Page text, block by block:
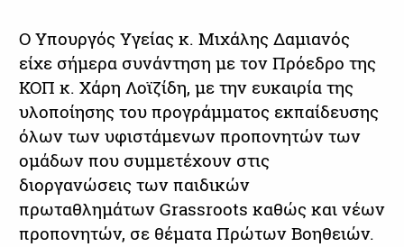
Ο Υπουργός Υγείας κ. Μιχάλης Δαμιανός
είχε σήμερα συνάντηση με τον Πρόεδρο της
ΚΟΠ κ. Χάρη Λοϊζίδη, με την ευκαιρία της
υλοποίησης του προγράμματος εκπαίδευσης
όλων των υφιστάμενων προπονητών των
ομάδων που συμμετέχουν στις
διοργανώσεις των παιδικών
πρωταθλημάτων Grassroots καθώς και νέων
προπονητών, σε θέματα Πρώτων Βοηθειών.